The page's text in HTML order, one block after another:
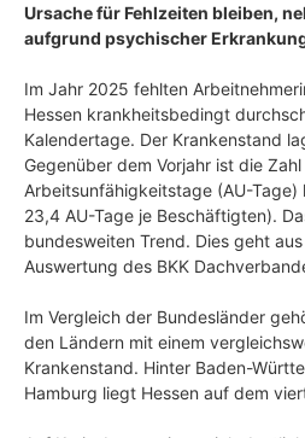
Ursache für Fehlzeiten bleiben,
aufgrund psychischer
Im Jahr 2025 fehlten
Hessen krankheitsbedingt
Kalendertage. Der Krankenstand
Gegenüber dem Vorjahr ist die
Arbeitsunfähigkeitstage (AU-
23,4 AU-Tage je Beschäftigten).
bundesweiten Trend. Dies geht
Auswertung des BKK
Im Vergleich der Bundesländer
den Ländern mit einem
Krankenstand. Hinter Baden-
Hamburg liegt Hessen auf dem